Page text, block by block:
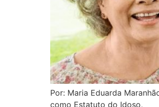
Por: Maria Eduarda
como Estatuto do Idoso,